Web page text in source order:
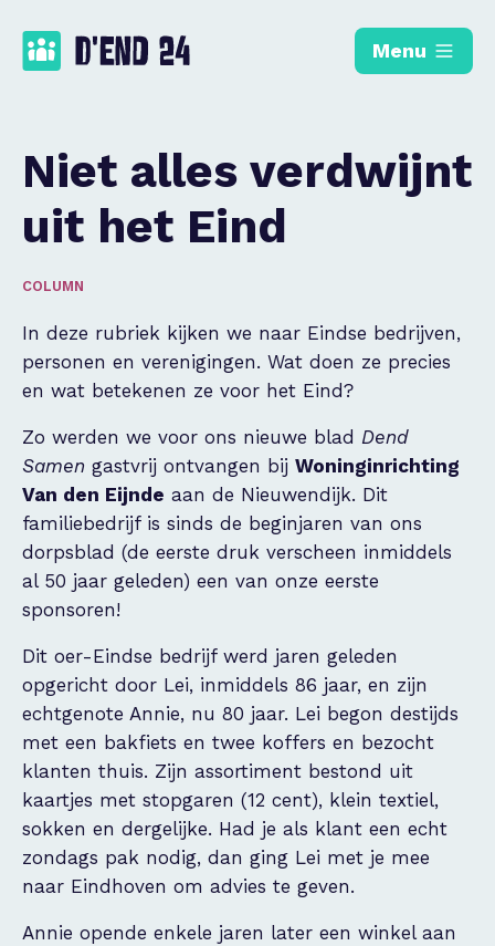
Menu
Niet alles verdwijnt
uit het Eind
COLUMN
In deze rubriek kijken we naar Eindse bedrijven,
personen en verenigingen. Wat doen ze precies
en wat betekenen ze voor het Eind?
Zo werden we voor ons nieuwe blad Dend
Samen gastvrij ontvangen bij Woninginrichting
Van den Eijnde aan de Nieuwendijk. Dit
familiebedrijf is sinds de beginjaren van ons
dorpsblad (de eerste druk verscheen inmiddels
al 50 jaar geleden) een van onze eerste
sponsoren!
Dit oer-Eindse bedrijf werd jaren geleden
opgericht door Lei, inmiddels 86 jaar, en zijn
echtgenote Annie, nu 80 jaar. Lei begon destijds
met een bakfiets en twee koffers en bezocht
klanten thuis. Zijn assortiment bestond uit
kaartjes met stopgaren (12 cent), klein textiel,
sokken en dergelijke. Had je als klant een echt
zondags pak nodig, dan ging Lei met je mee
naar Eindhoven om advies te geven.
Annie opende enkele jaren later een winkel aan